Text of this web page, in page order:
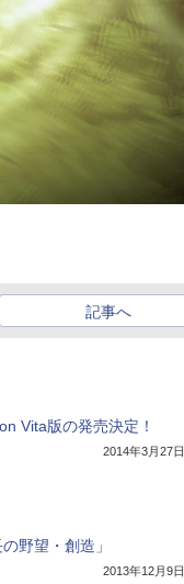
記事へ
Vita版の発売決定！
2014年3月27日
野望・創造」
2013年12月9日